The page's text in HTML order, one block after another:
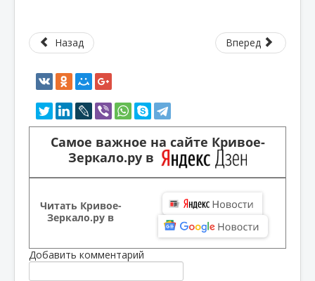
Назад Вперед
Самое важное на сайте Кривое-
Зеркало.ру в
Читать Кривое-
Зеркало.ру в
Добавить комментарий